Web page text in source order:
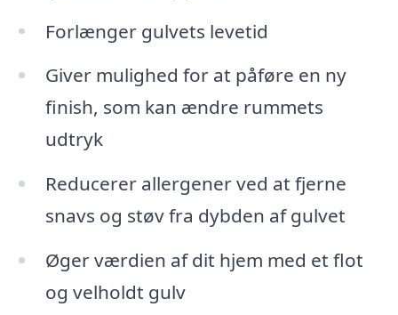
Forlænger gulvets levetid
Giver mulighed for at påføre en ny
finish, som kan ændre rummets
udtryk
Reducerer allergener ved at fjerne
snavs og støv fra dybden af gulvet
Øger værdien af dit hjem med et flot
og velholdt gulv